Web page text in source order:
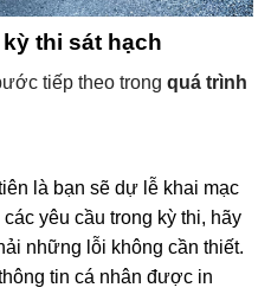
thi sát hạch
tiếp theo trong quá trình
là bạn sẽ dự lễ khai mạc
yêu cầu trong kỳ thi, hãy
những lỗi không cần thiết.
tin cá nhân được in